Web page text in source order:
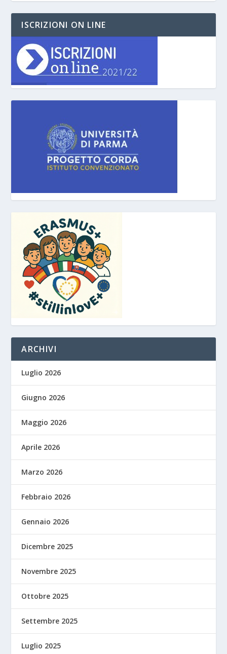
ISCRIZIONI ON LINE
ARCHIVI
Luglio 2026
Giugno 2026
Maggio 2026
Aprile 2026
Marzo 2026
Febbraio 2026
Gennaio 2026
Dicembre 2025
Novembre 2025
Ottobre 2025
Settembre 2025
Luglio 2025